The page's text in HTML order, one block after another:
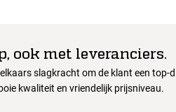
ook met leveranciers.
slagkracht om de klant een top-
kwaliteit en vriendelijk prijsniveau.